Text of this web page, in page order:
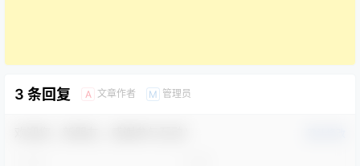
3 条回复 A 文章作者 M 管理员